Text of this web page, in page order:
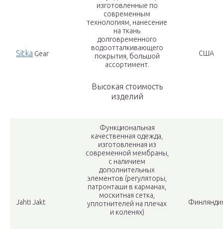
Sitka Gear
изготовленные по
современным
технологиям, нанесение
на ткань
долговременного
водоотталкивающего
покрытия, большой
ассортимент.
Высокая стоимость
изделий
США
Jahti Jakt
Функциональная
качественная одежда,
изготовленная из
современной мембраны,
с наличием
дополнительных
элементов (регуляторы,
патронташи в карманах,
москитная сетка,
уплотнителей на плечах
и коленях)